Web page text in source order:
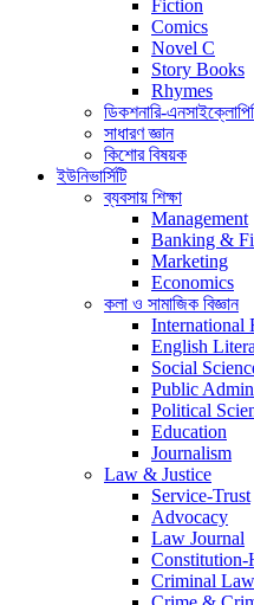
Fiction
Comics
Novel C
Story Books
Rhymes
ডিকশনারি-
সাধারণ জ্ঞান
কিশোর বিষয়ক
ইউনিভার্সিটি
ব্যবসায় শিক্ষা
Management
Banking &
Marketing
Economics
কলা ও সামাজিক বিজ্ঞান
International
English
Social
Public
Political
Education
Journalism
Law & Justice
Service-Trust
Advocacy
Law Journal
Constitution-
Criminal Law